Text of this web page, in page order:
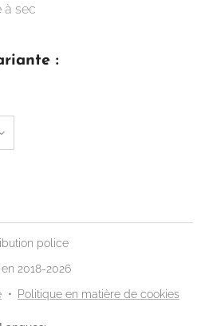
à sec
:
police
2018-2026
Politique en matière de cookies